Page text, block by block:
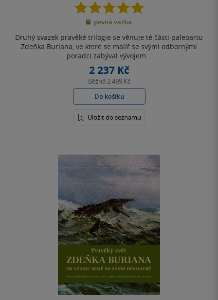
5.0
z
5
pevná vazba
Druhý svazek pravěké trilogie se věnuje té části paleoartu
Zdeňka Buriana, ve které se malíř se svými odbornými
poradci zabýval vývojem...
2 237 Kč
Běžně2 499 Kč
Do košíku
Uložit do seznamu